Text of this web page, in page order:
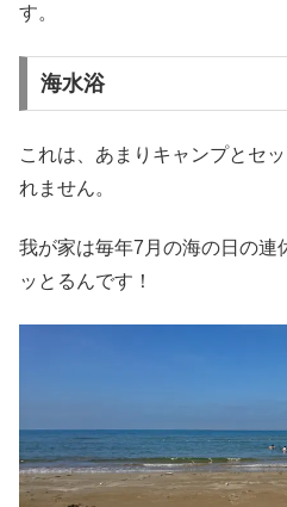
す。
海水浴
これは、あまりキャンプとセ
れません。
我が家は毎年7月の海の日の連
ッとるんです！